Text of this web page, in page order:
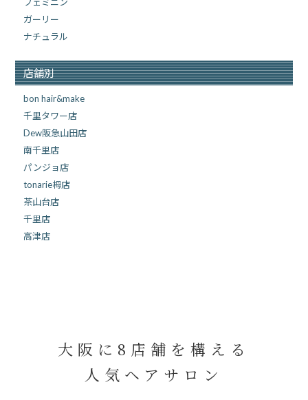
フェミニン
ガーリー
ナチュラル
店舗別
bon hair&make
千里タワー店
Dew阪急山田店
南千里店
パンジョ店
tonarie栂店
茶山台店
千里店
高津店
大阪に8店舗を構える
人気ヘアサロン